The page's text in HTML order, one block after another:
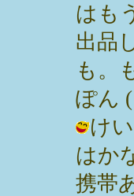
はも
出品
も。
ぽん
け
はか
携帯